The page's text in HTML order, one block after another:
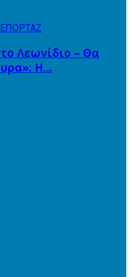
Λεωνίδιο – Θα
Η…